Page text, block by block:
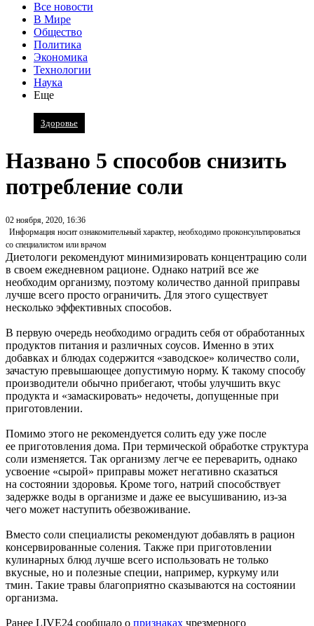
Все новости
В Мире
Общество
Политика
Экономика
Технологии
Наука
Еще
Здоровье
Названо 5 способов снизить
потребление соли
02 ноября, 2020, 16:36
Информация носит ознакомительный характер, необходимо проконсультироваться
со специалистом или врачом
Диетологи рекомендуют минимизировать концентрацию соли
в своем ежедневном рационе. Однако натрий все же
необходим организму, поэтому количество данной приправы
лучше всего просто ограничить. Для этого существует
несколько эффективных способов.
В первую очередь необходимо оградить себя от обработанных
продуктов питания и различных соусов. Именно в этих
добавках и блюдах содержится «заводское» количество соли,
зачастую превышающее допустимую норму. К такому способу
производители обычно прибегают, чтобы улучшить вкус
продукта и «замаскировать» недочеты, допущенные при
приготовлении.
Помимо этого не рекомендуется солить еду уже после
ее приготовления дома. При термической обработке структура
соли изменяется. Так организму легче ее переварить, однако
усвоение «сырой» приправы может негативно сказаться
на состоянии здоровья. Кроме того, натрий способствует
задержке воды в организме и даже ее высушиванию, из-за
чего может наступить обезвоживание.
Вместо соли специалисты рекомендуют добавлять в рацион
консервированные соления. Также при приготовлении
кулинарных блюд лучше всего использовать не только
вкусные, но и полезные специи, например, куркуму или
тмин. Такие травы благоприятно сказываются на состоянии
организма.
Ранее LIVE24 сообщало о признаках чрезмерного